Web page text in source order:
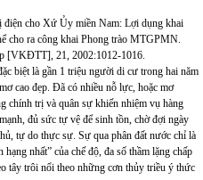
cho Xứ Ủy miền Nam: Lợi dụng khai
cho ra công khai Phong trào MTGPMN.
[VKĐTT], 21, 2002:1012-1016.
biệt là gần 1 triệu người di cư trong hai năm
cao đẹp. Đã có nhiều nỗ lực, hoặc mơ
chính trị và quân sự khiến nhiệm vụ hàng
đủ sức tự vệ để sinh tồn, chờ đợi ngày
tự do thực sự. Sự qua phân đất nước chỉ là
nhất” của chế độ, đa số thầm lặng chấp
tây trôi nổi theo những cơn thủy triều ý thức